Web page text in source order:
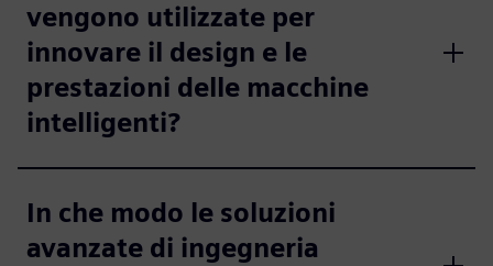
vengono utilizzate per
innovare il design e le
prestazioni delle macchine
intelligenti?
In che modo le soluzioni
avanzate di ingegneria